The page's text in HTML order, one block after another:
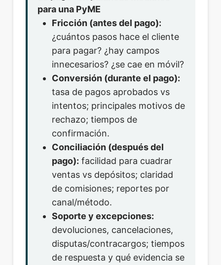
para una PyME
Fricción (antes del pago):
¿cuántos pasos hace el cliente
para pagar? ¿hay campos
innecesarios? ¿se cae en móvil?
Conversión (durante el pago):
tasa de pagos aprobados vs
intentos; principales motivos de
rechazo; tiempos de
confirmación.
Conciliación (después del
pago): facilidad para cuadrar
ventas vs depósitos; claridad
de comisiones; reportes por
canal/método.
Soporte y excepciones:
devoluciones, cancelaciones,
disputas/contracargos; tiempos
de respuesta y qué evidencia se